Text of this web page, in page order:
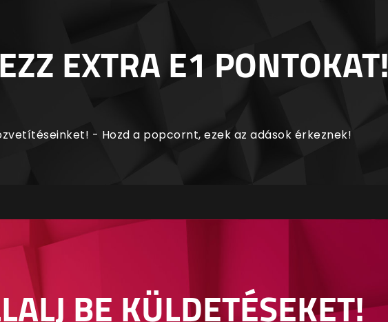
EXTRA E1 PONTOKAT!
- Hozd a popcornt, ezek az adások érkeznek!
BE KÜLDETÉSEKET!